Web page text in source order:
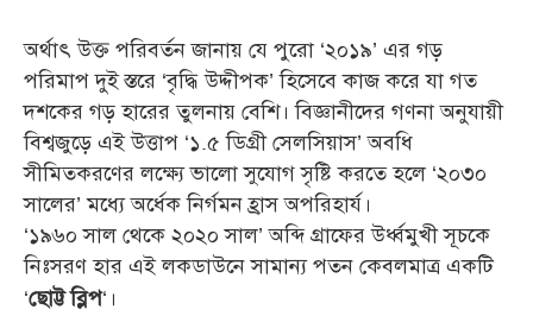
অর্থাৎ উক্ত পরিবর্তন জানায় যে পুরো ‘২০১৯’ এর গড়
পরিমাপ দুই স্তরে ‘বৃদ্ধি উদ্দীপক’ হিসেবে কাজ করে যা গত
দশকের গড় হারের তুলনায় বেশি। বিজ্ঞানীদের গণনা অনুযায়ী
বিশ্বজুড়ে এই উত্তাপ ‘১.৫ ডিগ্রী সেলসিয়াস’ অবধি
সীমিতকরণের লক্ষ্যে ভালো সুযোগ সৃষ্টি করতে হলে ‘২০৩০
সালের’ মধ্যে অর্ধেক নির্গমন হ্রাস অপরিহার্য।
‘১৯৬০ সাল থেকে ২০২০ সাল’ অব্দি গ্রাফের উর্ধ্বমুখী সূচকে
নিঃসরণ হার এই লকডাউনে সামান্য পতন কেবলমাত্র একটি
‘ছোট্ট ব্লিপ‘।